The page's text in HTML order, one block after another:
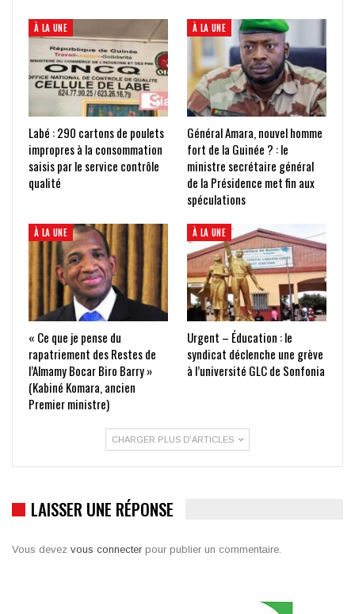
À LA UNE
Labé : 290 cartons de poulets
impropres à la consommation
saisis par le service contrôle
qualité
À LA UNE
Général Amara, nouvel homme
fort de la Guinée ? : le
ministre secrétaire général
de la Présidence met fin aux
spéculations
À LA UNE
« Ce que je pense du
rapatriement des Restes de
l’Almamy Bocar Biro Barry »
(Kabiné Komara, ancien
Premier ministre)
À LA UNE
Urgent – Éducation : le
syndicat déclenche une grève
à l’université GLC de Sonfonia
CHARGER PLUS D'ARTICLES
LAISSER UNE RÉPONSE
Vous devez vous connecter pour publier un commentaire.